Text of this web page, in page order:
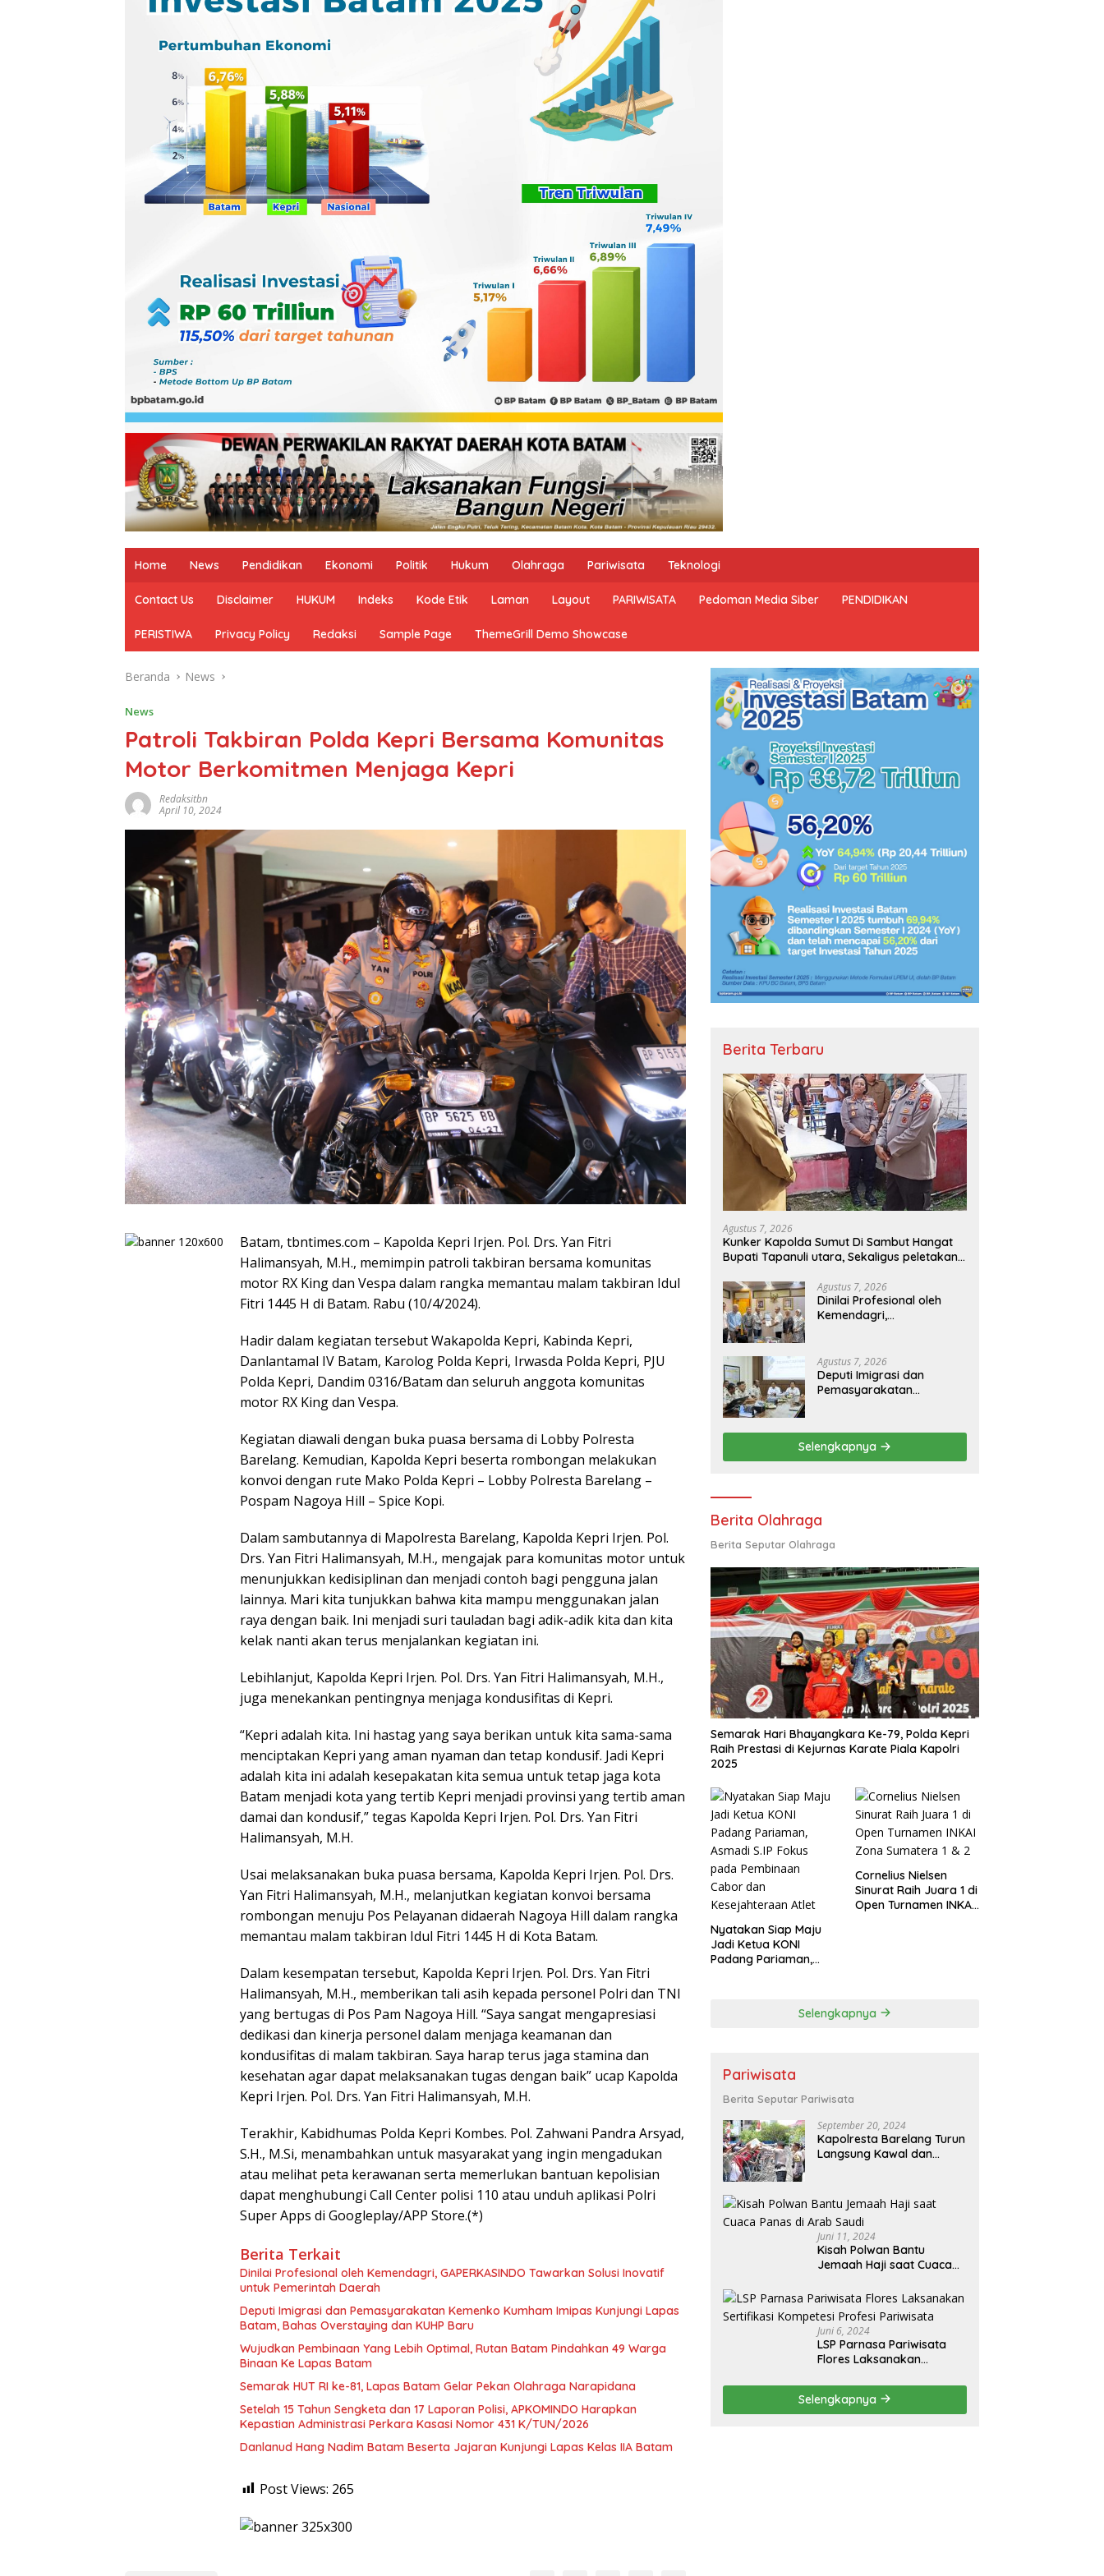
Home News Pendidikan Ekonomi Politik Hukum Olahraga Pariwisata Teknologi
Contact Us Disclaimer HUKUM Indeks Kode Etik Laman Layout PARIWISATA Pedoman Media Siber PENDIDIKAN
PERISTIWA Privacy Policy Redaksi Sample Page ThemeGrill Demo Showcase
Beranda News
News
Patroli Takbiran Polda Kepri Bersama Komunitas
Motor Berkomitmen Menjaga Kepri
Redaksitbn
April 10, 2024
Batam, tbntimes.com – Kapolda Kepri Irjen. Pol. Drs. Yan Fitri
Halimansyah, M.H., memimpin patroli takbiran bersama komunitas
motor RX King dan Vespa dalam rangka memantau malam takbiran Idul
Fitri 1445 H di Batam. Rabu (10/4/2024).
Hadir dalam kegiatan tersebut Wakapolda Kepri, Kabinda Kepri,
Danlantamal IV Batam, Karolog Polda Kepri, Irwasda Polda Kepri, PJU
Polda Kepri, Dandim 0316/Batam dan seluruh anggota komunitas
motor RX King dan Vespa.
Kegiatan diawali dengan buka puasa bersama di Lobby Polresta
Barelang. Kemudian, Kapolda Kepri beserta rombongan melakukan
konvoi dengan rute Mako Polda Kepri – Lobby Polresta Barelang –
Pospam Nagoya Hill – Spice Kopi.
Dalam sambutannya di Mapolresta Barelang, Kapolda Kepri Irjen. Pol.
Drs. Yan Fitri Halimansyah, M.H., mengajak para komunitas motor untuk
menunjukkan kedisiplinan dan menjadi contoh bagi pengguna jalan
lainnya. Mari kita tunjukkan bahwa kita mampu menggunakan jalan
raya dengan baik. Ini menjadi suri tauladan bagi adik-adik kita dan kita
kelak nanti akan terus menjalankan kegiatan ini.
Lebihlanjut, Kapolda Kepri Irjen. Pol. Drs. Yan Fitri Halimansyah, M.H.,
juga menekankan pentingnya menjaga kondusifitas di Kepri.
“Kepri adalah kita. Ini hastag yang saya berikan untuk kita sama-sama
menciptakan Kepri yang aman nyaman dan tetap kondusif. Jadi Kepri
adalah kita ini adalah kesepakatan kita semua untuk tetap jaga kota
Batam menjadi kota yang tertib Kepri menjadi provinsi yang tertib aman
damai dan kondusif,” tegas Kapolda Kepri Irjen. Pol. Drs. Yan Fitri
Halimansyah, M.H.
Usai melaksanakan buka puasa bersama, Kapolda Kepri Irjen. Pol. Drs.
Yan Fitri Halimansyah, M.H., melanjutkan kegiatan konvoi bersama
rombongan menuju Pos Pelayanan didaerah Nagoya Hill dalam rangka
memantau malam takbiran Idul Fitri 1445 H di Kota Batam.
Dalam kesempatan tersebut, Kapolda Kepri Irjen. Pol. Drs. Yan Fitri
Halimansyah, M.H., memberikan tali asih kepada personel Polri dan TNI
yang bertugas di Pos Pam Nagoya Hill. “Saya sangat mengapresiasi
dedikasi dan kinerja personel dalam menjaga keamanan dan
kondusifitas di malam takbiran. Saya harap terus jaga stamina dan
kesehatan agar dapat melaksanakan tugas dengan baik” ucap Kapolda
Kepri Irjen. Pol. Drs. Yan Fitri Halimansyah, M.H.
Terakhir, Kabidhumas Polda Kepri Kombes. Pol. Zahwani Pandra Arsyad,
S.H., M.Si, menambahkan untuk masyarakat yang ingin mengadukan
atau melihat peta kerawanan serta memerlukan bantuan kepolisian
dapat menghubungi Call Center polisi 110 atau unduh aplikasi Polri
Super Apps di Googleplay/APP Store.(*)
Berita Terkait
Dinilai Profesional oleh Kemendagri, GAPERKASINDO Tawarkan Solusi Inovatif
untuk Pemerintah Daerah
Deputi Imigrasi dan Pemasyarakatan Kemenko Kumham Imipas Kunjungi Lapas
Batam, Bahas Overstaying dan KUHP Baru
Wujudkan Pembinaan Yang Lebih Optimal, Rutan Batam Pindahkan 49 Warga
Binaan Ke Lapas Batam
Semarak HUT RI ke-81, Lapas Batam Gelar Pekan Olahraga Narapidana
Setelah 15 Tahun Sengketa dan 17 Laporan Polisi, APKOMINDO Harapkan
Kepastian Administrasi Perkara Kasasi Nomor 431 K/TUN/2026
Danlanud Hang Nadim Batam Beserta Jajaran Kunjungi Lapas Kelas IIA Batam
Post Views: 265
Berita Terbaru
Agustus 7, 2026
Kunker Kapolda Sumut Di Sambut Hangat
Bupati Tapanuli utara, Sekaligus peletakan
Agustus 7, 2026
Dinilai Profesional oleh
Kemendagri,
Pemerintah Daerah
Agustus 7, 2026
Deputi Imigrasi dan
Pemasyarakatan
Bahas Overstaying dan
KUHP Baru
Selengkapnya
Berita Olahraga
Berita Seputar Olahraga
Semarak Hari Bhayangkara Ke-79, Polda Kepri
Raih Prestasi di Kejurnas Karate Piala Kapolri
2025
Nyatakan Siap Maju
Jadi Ketua KONI
Padang Pariaman,
Kesejahteraan Atlet
Cornelius Nielsen
Sinurat Raih Juara 1 di
Open Turnamen INKAI
Selengkapnya
Pariwisata
Berita Seputar Pariwisata
September 20, 2024
Kapolresta Barelang Turun
Langsung Kawal dan
Perum. Putra Jaya
Tanjung Uncang Kota
Batam
Juni 11, 2024
Kisah Polwan Bantu
Jemaah Haji saat Cuaca
Juni 6, 2024
LSP Parnasa Pariwisata
Flores Laksanakan
Profesi Pariwisata
Selengkapnya